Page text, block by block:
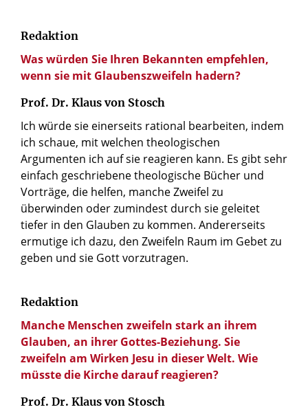
Redaktion
Was würden Sie Ihren Bekannten empfehlen,
wenn sie mit Glaubenszweifeln hadern?
Prof. Dr. Klaus von Stosch
Ich würde sie einerseits rational bearbeiten, indem
ich schaue, mit welchen theologischen
Argumenten ich auf sie reagieren kann. Es gibt sehr
einfach geschriebene theologische Bücher und
Vorträge, die helfen, manche Zweifel zu
überwinden oder zumindest durch sie geleitet
tiefer in den Glauben zu kommen. Andererseits
ermutige ich dazu, den Zweifeln Raum im Gebet zu
geben und sie Gott vorzutragen.
Redaktion
Manche Menschen zweifeln stark an ihrem
Glauben, an ihrer Gottes-Beziehung. Sie
zweifeln am Wirken Jesu in dieser Welt. Wie
müsste die Kirche darauf reagieren?
Prof. Dr. Klaus von Stosch